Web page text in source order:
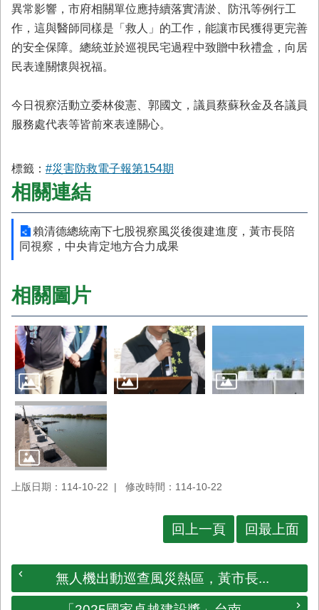
異常影響，市府相關單位應持續落實清淤、防汛等例行工
作，這與醫師同樣是「救人」的工作，能讓市民獲得更完善
的安全保障。總統並於巡視民宅過程中致贈中秋禮盒，向居
民表達關懷與祝福。
今日視察活動立委林俊憲、郭國文，議員蔡蘇秋金及各議員
服務處代表等皆前來表達關心。
標籤： #災害防救電子報第154期
相關連結
賴清德總統南下七股視察風災後復建進度，黃市長陪
同視察，中央肯定地方合力成果
相關圖片
上版日期：114-10-22 修改時間：114-10-22
回上一頁 回最上面
無人機出動巡查風災熱區，黃市長...